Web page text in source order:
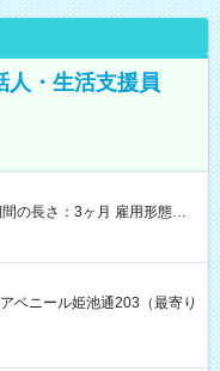
人・生活支援員
の長さ：3ヶ月 雇用形態、
ベニール姫池通203（最寄り